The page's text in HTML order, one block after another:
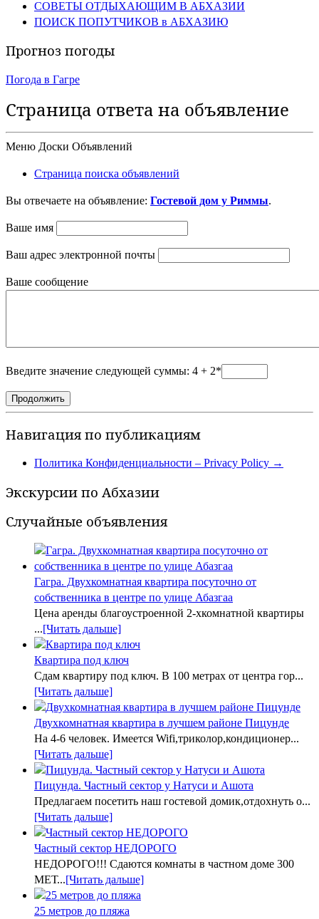
СОВЕТЫ ОТДЫХАЮЩИМ В АБХАЗИИ
ПОИСК ПОПУТЧИКОВ в АБХАЗИЮ
Прогноз погоды
Погода в Гагре
Страница ответа на объявление
Меню Доски Объявлений
Страница поиска объявлений
Вы отвечаете на объявление: Гостевой дом у Риммы.
Ваше имя
Ваш адрес электронной почты
Ваше сообщение
Введите значение следующей суммы: 4 + 2*
Навигация по публикациям
Политика Конфиденциальности – Privacy Policy →
Экскурсии по Абхазии
Случайные объявления
Гагра. Двухкомнатная квартира посуточно от
собственника в центре по улице Абазгаа
Цена аренды благоустроенной 2-хкомнатной квартиры
...[Читать дальше]
Квартира под ключ
Сдам квартиру под ключ. В 100 метрах от центра гор...
[Читать дальше]
Двухкомнатная квартира в лучшем районе Пицунде
На 4-6 человек. Имеется Wifi,триколор,кондиционер...
[Читать дальше]
Пицунда. Частный сектор у Натуси и Ашота
Предлагаем посетить наш гостевой домик,отдохнуть о...
[Читать дальше]
Частный сектор НЕДОРОГО
НЕДОРОГО!!! Сдаются комнаты в частном доме 300
МЕТ...[Читать дальше]
25 метров до пляжа